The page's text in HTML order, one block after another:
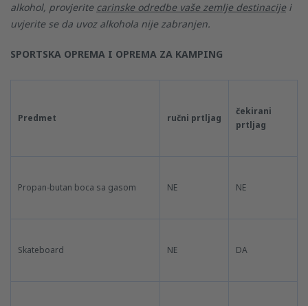
alkohol, provjerite carinske odredbe vaše zemlje destinacijei
uvjerite se da uvoz alkohola nije zabranjen.
SPORTSKA OPREMA I OPREMA ZA KAMPING
Predmet ručni prtljag
čekirani
prtljag
Propan-butan boca sa gasom NE NE
Skateboard NE DA